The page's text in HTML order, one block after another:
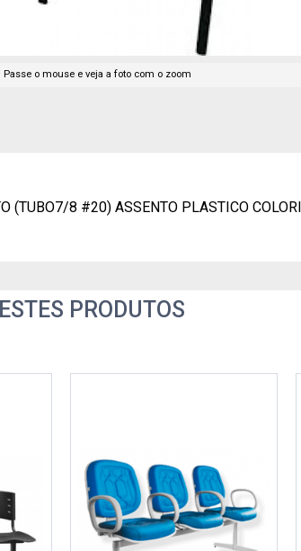
Passe o mouse e veja a foto com o zoom
(TUBO7/8 #20) ASSENTO PLASTICO
PRODUTOS